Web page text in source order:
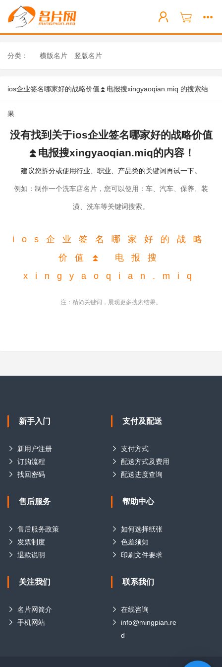
分类： 横版名片 竖版名片
ios企业签名哪家好的战略价值⏫️电报搜xingyaoqian.miq 的搜索结
果
没有找到关于ios企业签名哪家好的战略价值
⏫️电报搜xingyaoqian.miq的内容！
建议您拆分或使用行业、职业、产品类的关键词再试一下。
例如：制作一个洗车店名片，您可以使用：车、汽车、保养、装
潢、洗车等关键词搜索。
i o s 企 业 签 名 哪 家 好 的 战
略
价
值 ⏫ 电 报
搜
x
i n g y a o q i a n . m i q
注：精简关键词，展现更多搜索结果。
新手入门
新用户注册
订购流程
找回密码
支付及配送
支付方式
配送方式及费用
配送进度查询
售后服务
售后服务政策
发票制度
退款说明
帮助中心
如何选择纸张
色差须知
印刷文件要求
关注我们
名片网简介
手机网站
联系我们
在线咨询
info@mingpian.re
d